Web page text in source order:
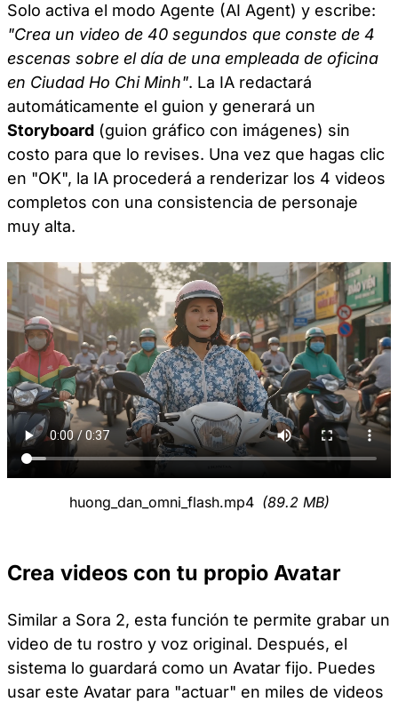
Solo activa el modo Agente (AI Agent) y escribe:
"Crea un video de 40 segundos que conste de 4
escenas sobre el día de una empleada de oficina
en Ciudad Ho Chi Minh". La IA redactará
automáticamente el guion y generará un
Storyboard (guion gráfico con imágenes) sin
costo para que lo revises. Una vez que hagas clic
en "OK", la IA procederá a renderizar los 4 videos
completos con una consistencia de personaje
muy alta.
huong_dan_omni_flash.mp4 (89.2 MB)
Crea videos con tu propio Avatar
Similar a Sora 2, esta función te permite grabar un
video de tu rostro y voz original. Después, el
sistema lo guardará como un Avatar fijo. Puedes
usar este Avatar para "actuar" en miles de videos